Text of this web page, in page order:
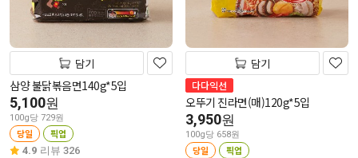
담기
삼양 불닭볶음면140g*5입
5,100원
100g당 729원
당일 픽업
4.9 리뷰 326
담기
다다익선
오뚜기 진라면(매)120g*5입
3,950원
100g당 658원
당일 픽업